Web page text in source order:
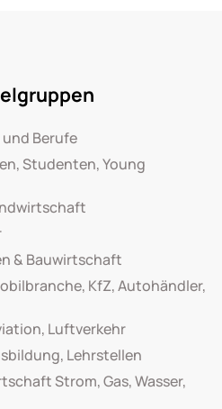
Berufe
Studenten, Young
& Bauwirtschaft
KfZ, Autohändler,
Luftverkehr
Lehrstellen
Strom, Gas, Wasser,